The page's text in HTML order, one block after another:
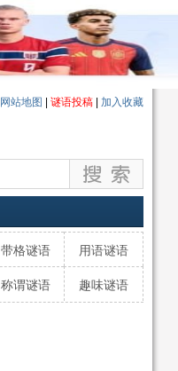
网站地图 谜语投稿 加入收藏
带格谜语 用语谜语
称谓谜语 趣味谜语